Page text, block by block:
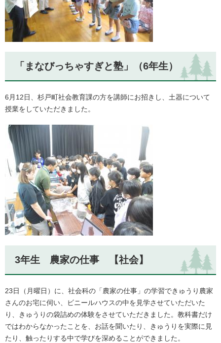
「まなびっちゃすぎと塾」（6年生）
6月12日、杉戸町社会教育課の方を講師にお招きし、土器について
授業をしていただきました。
3年生 農家の仕事 【社会】
23日（月曜日）に、社会科の「農家の仕事」の学習できゅうり農家
さんのお宅に伺い、ビニールハウスの中を見学させていただいた
り、きゅうりの袋詰めの体験をさせていただきました。教科書だけ
ではわからなかったことを、お話を聞いたり、きゅうりを実際に見
たり、触ったりする中で学びを深めることができました。